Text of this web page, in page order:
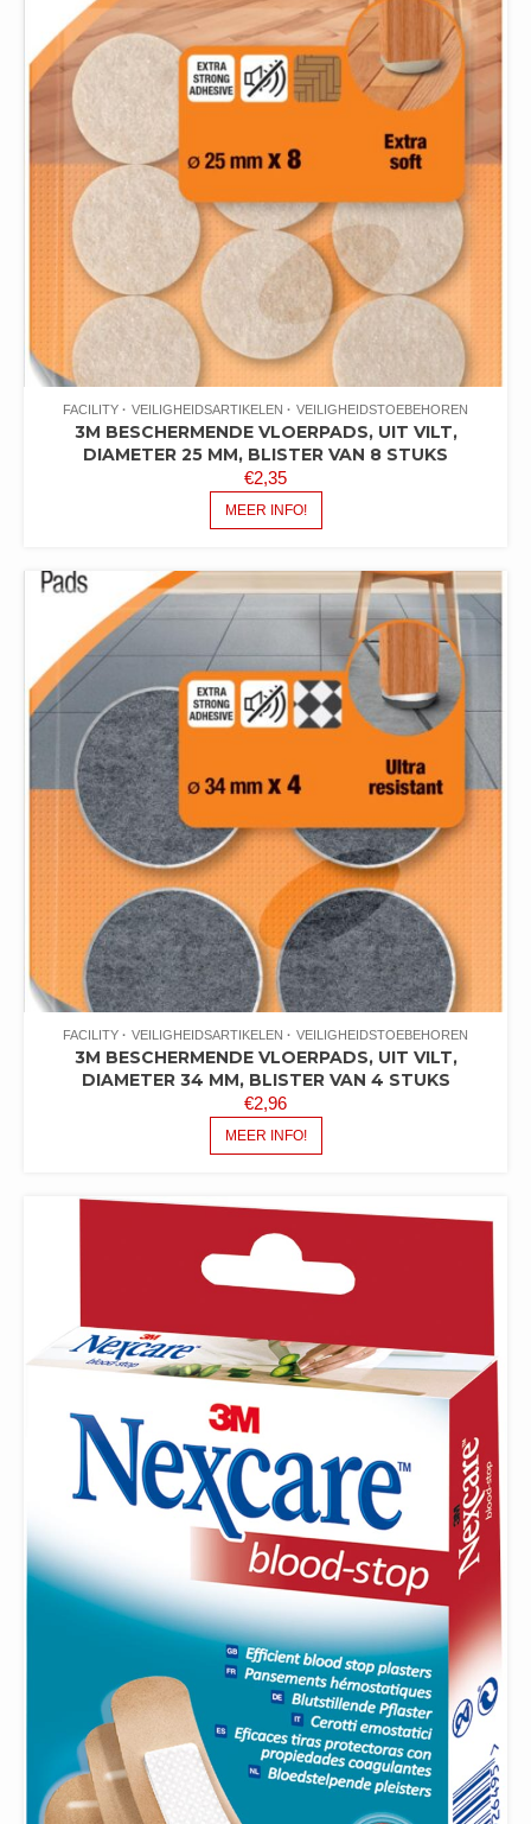
FACILITY VEILIGHEIDSARTIKELEN VEILIGHEIDSTOEBEHOREN
3M BESCHERMENDE VLOERPADS, UIT VILT,
DIAMETER 25 MM, BLISTER VAN 8 STUKS
€2,35
MEER INFO!
FACILITY VEILIGHEIDSARTIKELEN VEILIGHEIDSTOEBEHOREN
3M BESCHERMENDE VLOERPADS, UIT VILT,
DIAMETER 34 MM, BLISTER VAN 4 STUKS
€2,96
MEER INFO!